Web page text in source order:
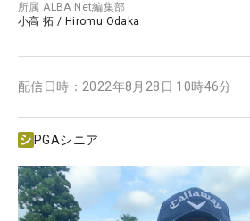
所属ALBA Net編集部
小高 拓 / Hiromu Odaka
配信日時： 2022年8月28日 10時46分
PGAシニア